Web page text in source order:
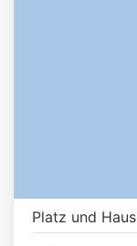
Platz und Haus